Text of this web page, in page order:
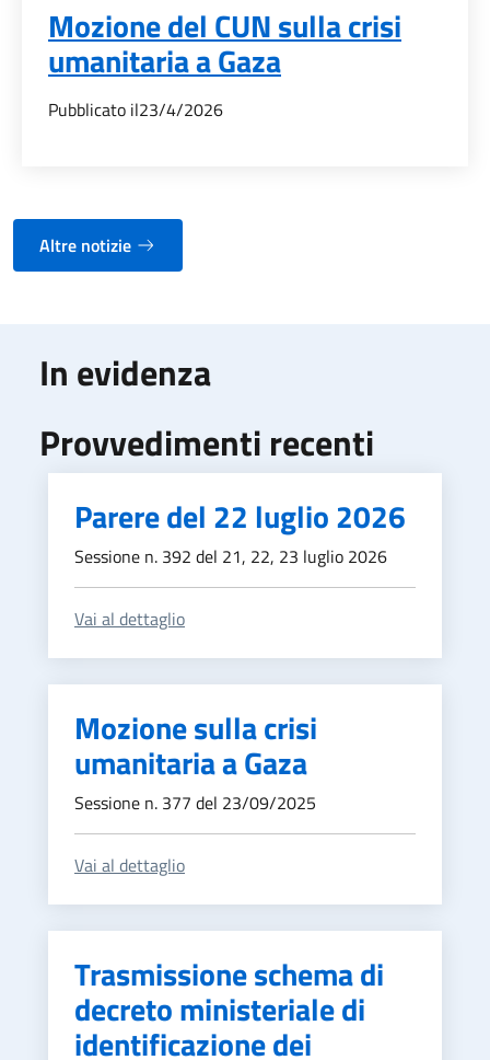
Mozione del CUN sulla crisi
umanitaria a Gaza
Pubblicato il23/4/2026
Altre notizie
In evidenza
Provvedimenti recenti
Parere del 22 luglio 2026
Sessione n. 392 del 21, 22, 23 luglio 2026
Vai al dettaglio
Mozione sulla crisi
umanitaria a Gaza
Sessione n. 377 del 23/09/2025
Vai al dettaglio
Trasmissione schema di
decreto ministeriale di
identificazione dei